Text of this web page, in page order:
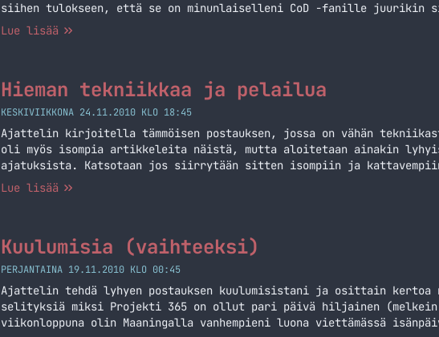
siihen tulokseen, että se on minunlaiselleni CoD -fanille juurikin
Lue lisää
Hieman tekniikkaa ja pelailua
KESKIVIIKKONA 24.11.2010 KLO 18:45
Ajattelin kirjoitella tämmöisen postauksen, jossa on vähän
oli myös isompia artikkeleita näistä, mutta aloitetaan ainakin
ajatuksista. Katsotaan jos siirrytään sitten isompiin ja
huhut, että Suomeenkin on tulossa iPad myyntiin. Tosin Ellos myy
Lue lisää
Kuulumisia (vaihteeksi)
PERJANTAINA 19.11.2010 KLO 00:45
Ajattelin tehdä lyhyen postauksen kuulumisistani ja osittain
selityksiä miksi Projekti 365 on ollut pari päivä hiljainen
viikonloppuna olin Maaningalla vanhempieni luona viettämässä